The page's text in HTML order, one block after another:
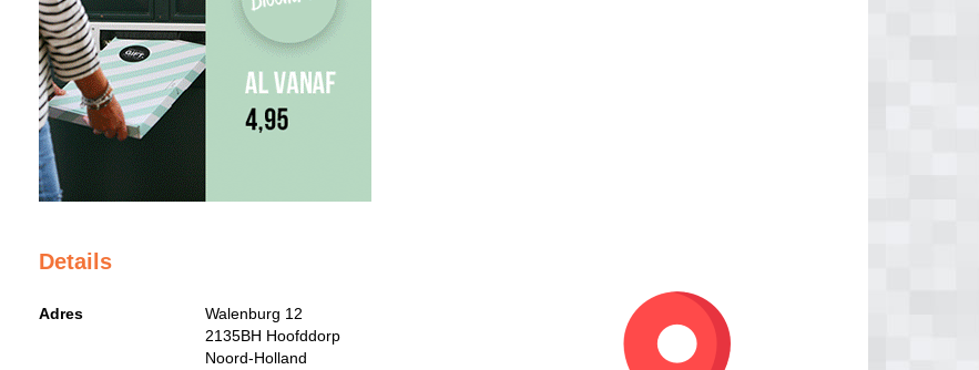
Details
Adres
Walenburg 12
2135BH Hoofddorp
Noord-Holland